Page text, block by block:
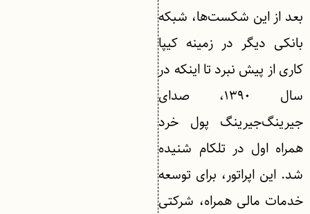
بعد از این شکست‌ها، شبکه
بانکی دیگر در زمینه کیپا
کاری از پیش نبرد تا اینکه در
سال ۱۳۹۰، صدای
جیرینگ‌جیرینگ پول خرد
همراه اول در تلکام شنیده
شد. این اپراتور، برای توسعه
خدمات مالی همراه، شرکتی